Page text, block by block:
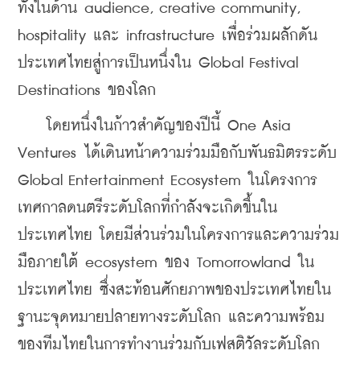
ทั้งในด้าน audience, creative community,
hospitality และ infrastructure เพื่อร่วมผลักดัน
ประเทศไทยสู่การเป็นหนึ่งใน Global Festival
Destinations ของโลก
โดยหนึ่งในก้าวสำคัญของปีนี้ One Asia
Ventures ได้เดินหน้าความร่วมมือกับพันธมิตรระดับ
Global Entertainment Ecosystem ในโครงการ
เทศกาลดนตรีระดับโลกที่กำลังจะเกิดขึ้นใน
ประเทศไทย โดยมีส่วนร่วมในโครงการและความร่วม
มือภายใต้ ecosystem ของ Tomorrowland ใน
ประเทศไทย ซึ่งสะท้อนศักยภาพของประเทศไทยใน
ฐานะจุดหมายปลายทางระดับโลก และความพร้อม
ของทีมไทยในการทำงานร่วมกับเฟสติวัลระดับโลก